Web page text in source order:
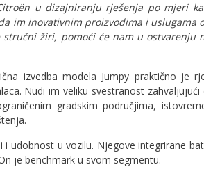
u dizajniranju rješenja po mjeri
im inovativnim proizvodima i uslugama
žiri, pomoći će nam u ostvarenju
izvedba modela Jumpy praktično je
Nudi im veliku svestranost
gradskim područjima,
i udobnost u vozilu. Njegove integrirane
je benchmark u svom segmentu.